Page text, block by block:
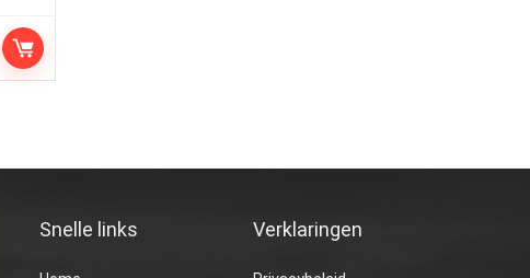
Snelle links Verklaringen